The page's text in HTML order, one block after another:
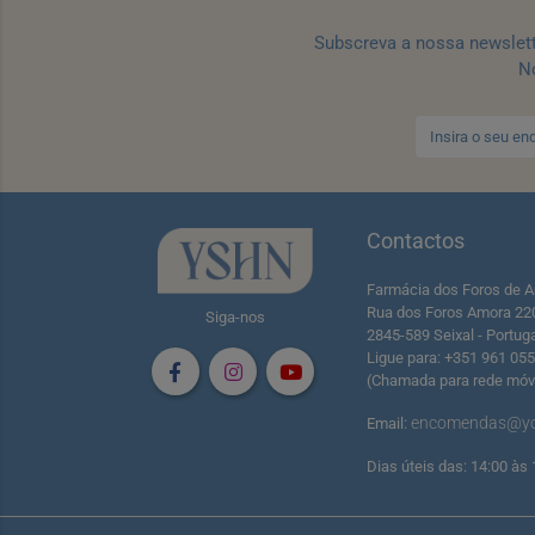
Subscreva a nossa
Siga-nos
Contactos
Farmácia dos Foros de
Rua dos Foros Amora
2845-589 Seixal -
Ligue para: +351 961
(Chamada para rede
Email:
Dias úteis das: 14:00 às